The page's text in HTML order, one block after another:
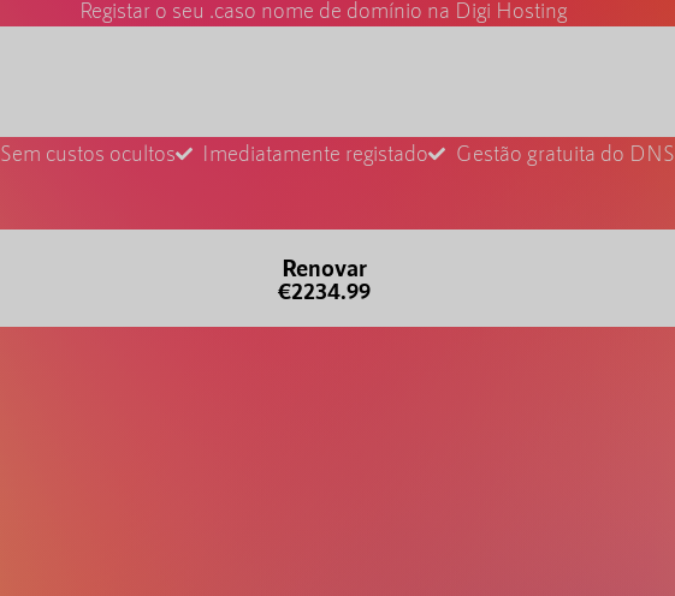
Registar o seu .caso nome de domínio na Digi Hosting
Sem custos ocultos Imediatamente registado Gestão gratuita do DNS
Renovar
€2234.99